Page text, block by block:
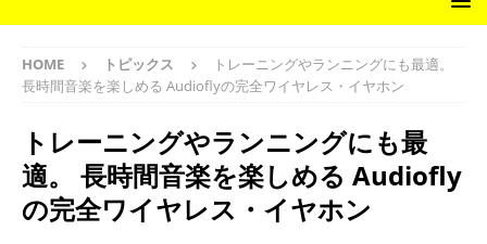
HOME トピックス
トレーニングやランニングにも最適。
長時間音楽を楽しめる Audioflyの完全ワイヤレス・イヤホン
トレーニングやランニングにも最
適。 長時間音楽を楽しめる Audiofly
の完全ワイヤレス・イヤホン